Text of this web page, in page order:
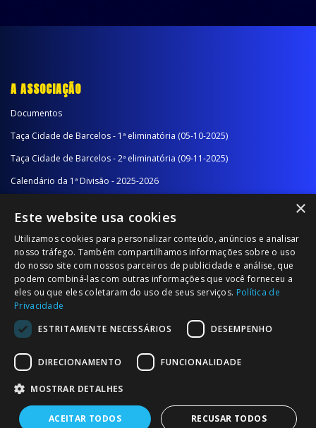
A ASSOCIAÇÃO
Documentos
Taça Cidade de Barcelos - 1ª eliminatória (05-10-2025)
Taça Cidade de Barcelos - 2ª eliminatória (09-11-2025)
Calendário da 1ª Divisão - 2025-2026
Calendário da 2ª Divisão - Série B - 2025-2026
Calendário da Época
NOTÍCIAS/COMUNICADOS
Notícias
Comunicados
© 2026 Associação Futebol Popular Barcelos
×
Este website usa cookies
Utilizamos cookies para personalizar conteúdo, anúncios e analisar
nosso tráfego. Também compartilhamos informações sobre o uso
do nosso site com nossos parceiros de publicidade e análise, que
podem combiná-las com outras informações que você forneceu a
eles ou que eles coletaram do uso de seus serviços. Política de
Privacidade
ESTRITAMENTE NECESSÁRIOS
DESEMPENHO
DIRECIONAMENTO FUNCIONALIDADE
MOSTRAR DETALHES
ACEITAR TODOS RECUSAR TODOS